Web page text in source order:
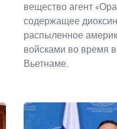
вещество агент
содержащее
распыленное
войсками во время
Вьетнаме.